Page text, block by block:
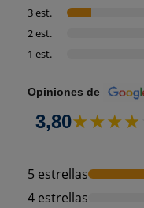
3 est.
2 est.
1 est.
Opiniones de
3,80
5 estrellas
4 estrellas